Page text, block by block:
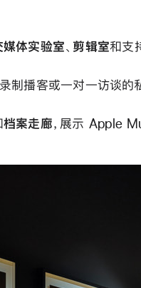
媒体实验室、剪辑室和支
制播客或一对一访谈的
档案走廊，展示 Apple